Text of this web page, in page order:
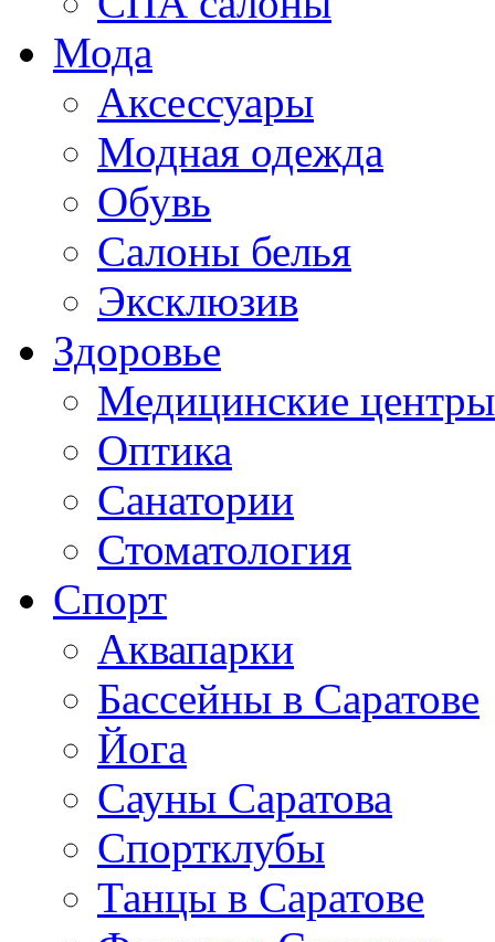
Мода
Аксессуары
Модная одежда
Обувь
Салоны белья
Эксклюзив
Здоровье
Медицинские центры
Оптика
Санатории
Стоматология
Спорт
Аквапарки
Бассейны в Саратове
Йога
Сауны Саратова
Спортклубы
Танцы в Саратове